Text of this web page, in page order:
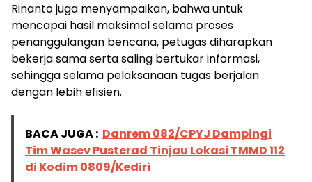
Rinanto juga menyampaikan, bahwa untuk
mencapai hasil maksimal selama proses
penanggulangan bencana, petugas diharapkan
bekerja sama serta saling bertukar informasi,
sehingga selama pelaksanaan tugas berjalan
dengan lebih efisien.
BACA JUGA : Danrem 082/CPYJ Dampingi
Tim Wasev Pusterad Tinjau Lokasi TMMD 112
di Kodim 0809/Kediri